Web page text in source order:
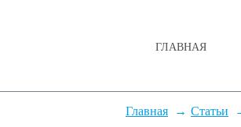
ГЛАВНАЯ
Главная Статьи